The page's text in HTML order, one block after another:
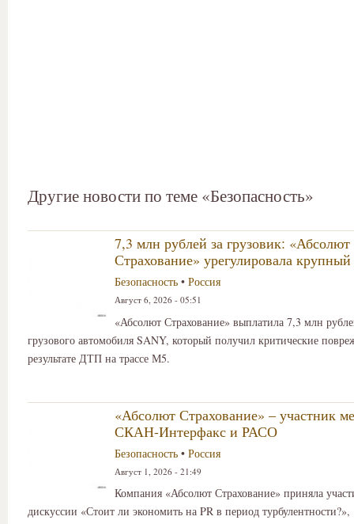
Другие новости по теме «Безопасность»
7,3 млн рублей за грузовик: «Абсолют
Страхование» урегулировала
Безопасность • Россия
Август 6, 2026 - 05:51
«Абсолют Страхование» выплатила 7,3 млн
грузового автомобиля SANY, который получил критические
результате ДТП на трассе М5.
«Абсолют Страхование» – участник
СКАН-Интерфакс и РАСО
Безопасность • Россия
Август 1, 2026 - 21:49
Компания «Абсолют Страхование» приняла
дискуссии «Стоит ли экономить на PR в период турбулентности?»,